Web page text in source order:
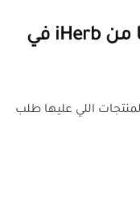
أكثر 5 منتجات يعاد شراؤها من iHerb في
اللي عليها طلب